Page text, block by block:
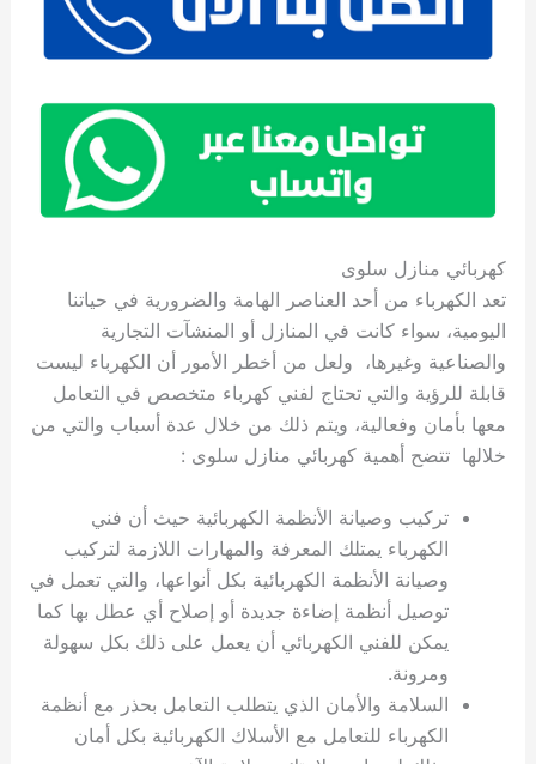
كهربائي منازل سلوى
تعد الكهرباء من أحد العناصر الهامة والضرورية في حياتنا
اليومية، سواء كانت في المنازل أو المنشآت التجارية
والصناعية وغيرها، ولعل من أخطر الأمور أن الكهرباء ليست
قابلة للرؤية والتي تحتاج لفني كهرباء متخصص في التعامل
معها بأمان وفعالية، ويتم ذلك من خلال عدة أسباب والتي من
خلالها تتضح أهمية كهربائي منازل سلوى :
تركيب وصيانة الأنظمة الكهربائية حيث أن فني
الكهرباء يمتلك المعرفة والمهارات اللازمة لتركيب
وصيانة الأنظمة الكهربائية بكل أنواعها، والتي تعمل في
توصيل أنظمة إضاءة جديدة أو إصلاح أي عطل بها كما
يمكن للفني الكهربائي أن يعمل على ذلك بكل سهولة
ومرونة.
السلامة والأمان الذي يتطلب التعامل بحذر مع أنظمة
الكهرباء للتعامل مع الأسلاك الكهربائية بكل أمان